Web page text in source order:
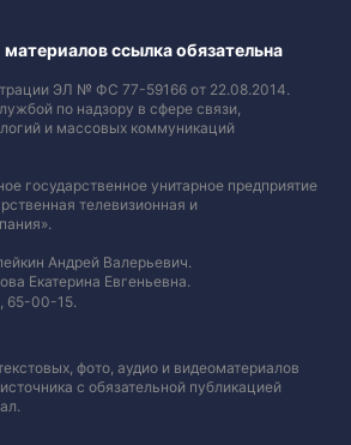
ссылка обязательна
ЭЛ № ФС 77-59166 от 22.08.2014.
по надзору в сфере связи,
и массовых коммуникаций
государственное унитарное предприятие
телевизионная и
Андрей Валерьевич.
Екатерина Евгеньевна.
65-00-15.
фото, аудио и видеоматериалов
с обязательной публикацией
.